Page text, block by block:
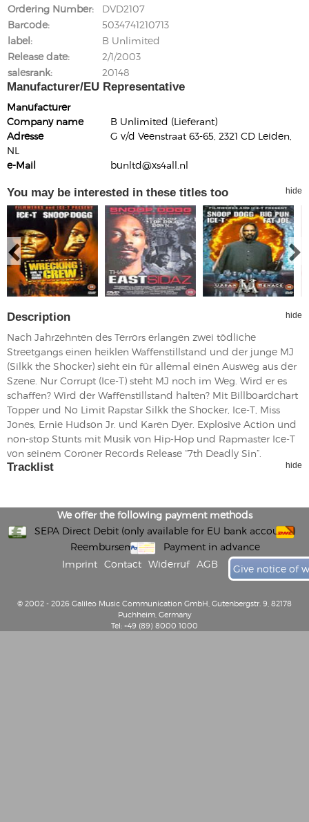
Ordering Number
DVD2107
Barcode
5034741210713
label
B Unlimited
Release date
2/1/2003
salesrank
20148
Manufacturer/EU Representative
Manufacturer
Company name
B Unlimited (Lieferant)
Adresse
G v/d Veenstraat 63-65, 2321 CD Leiden,
NL
e-Mail
bunltd@xs4all.nl
You may be interested in these titles too hide
Description hide
Nach Jahrzehnten des Terrors erlangen zwei tödliche
Streetgangs einen heiklen Waffenstillstand und der junge MJ
(Silkk the Shocker) sieht ein für allemal einen Ausweg aus der
Szene. Nur Corrupt (Ice-T) steht MJ noch im Weg. Wird er es
schaffen? Wird der Waffenstillstand halten? Mit Billboardchart
Topper und No Limit Rapstar Silkk the Shocker, Ice-T, Miss
Jones, Ernie Hudson Jr. und Karen Dyer. Explosive Action und
non-stop Stunts mit Musik von Hip-Hop und Rapmaster Ice-T
von seinem Coroner Records Release “7th Deadly Sin”.
Tracklist hide
We offer the following payment methods
SEPA Direct Debit (only available for EU bank accounts)
Reembursement
Payment in advance
Imprint
Contact Widerruf AGB Give notice of
© 2002 - 2026 Galileo Music Communication GmbH, Gutenbergstr. 9, 82178
Puchheim, Germany
Tel: +49 (89) 8000 1000